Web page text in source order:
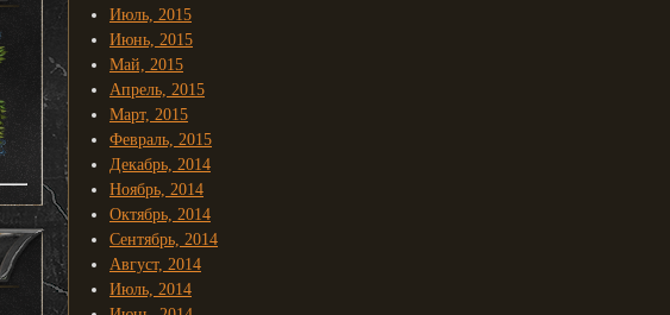
Июль, 2015
Июнь, 2015
Май, 2015
Апрель, 2015
Март, 2015
Февраль, 2015
Декабрь, 2014
Ноябрь, 2014
Октябрь, 2014
Сентябрь, 2014
Август, 2014
Июль, 2014